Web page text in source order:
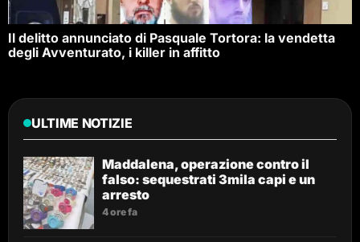
Il delitto annunciato di Pasquale Tortora: la vendetta
degli Avventurato, i killer in affitto
ULTIME NOTIZIE
Maddalena, operazione contro il
falso: sequestrati 3mila capi e un
arresto
4 ore fa